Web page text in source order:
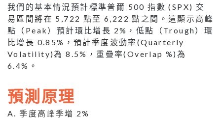
我們的基本情況預計標準普爾 500 指數 (SPX) 交
易區間將在 5,722 點至 6,222 點之間。這顯示高峰
點（Peak）預計環比增長 2%，低點（Trough）環
比增長 0.85%，預計季度波動率(Quarterly
Volatility)為 8.5%，重疊率(Overlap %)為
6.4%。
預測原理
A. 季度高峰季增 2%